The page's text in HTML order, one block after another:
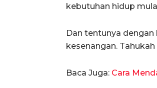
kebutuhan hidup
Dan tentunya
kesenangan.
Baca Juga: Cara